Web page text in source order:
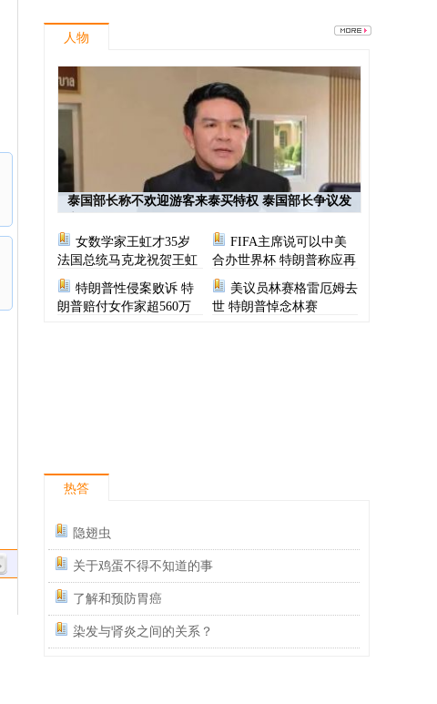
人物
泰国部长称不欢迎游客来泰买特权 泰国部长争议发
女数学家王虹才35岁
法国总统马克龙祝贺王虹
FIFA主席说可以中美
合办世界杯 特朗普称应再
次选择美国办世界杯
特朗普性侵案败诉 特
朗普赔付女作家超560万
美议员林赛格雷厄姆去
世 特朗普悼念林赛
热答
隐翅虫
关于鸡蛋不得不知道的事
了解和预防胃癌
染发与肾炎之间的关系？